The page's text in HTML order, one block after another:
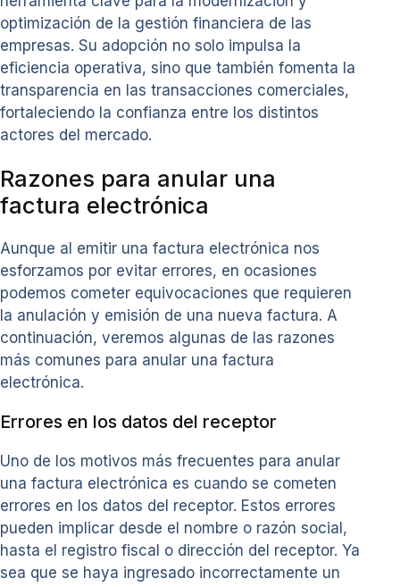
optimización de la gestión financiera de las
empresas. Su adopción no solo impulsa la
eficiencia operativa, sino que también fomenta la
transparencia en las transacciones comerciales,
fortaleciendo la confianza entre los distintos
actores del mercado.
Razones para anular una
factura electrónica
Aunque al emitir una factura electrónica nos
esforzamos por evitar errores, en ocasiones
podemos cometer equivocaciones que requieren
la anulación y emisión de una nueva factura. A
continuación, veremos algunas de las razones
más comunes para anular una factura
electrónica.
Errores en los datos del receptor
Uno de los motivos más frecuentes para anular
una factura electrónica es cuando se cometen
errores en los datos del receptor. Estos errores
pueden implicar desde el nombre o razón social,
hasta el registro fiscal o dirección del receptor. Ya
sea que se haya ingresado incorrectamente un